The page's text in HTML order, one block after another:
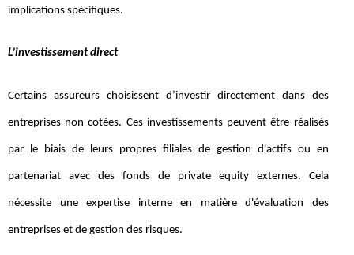
implications spécifiques.
L’investissement direct
Certains assureurs choisissent d’investir directement dans des
entreprises non cotées. Ces investissements peuvent être réalisés
par le biais de leurs propres filiales de gestion d'actifs ou en
partenariat avec des fonds de private equity externes. Cela
nécessite une expertise interne en matière d'évaluation des
entreprises et de gestion des risques.